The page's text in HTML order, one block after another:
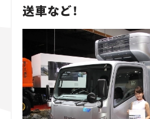
送車など！